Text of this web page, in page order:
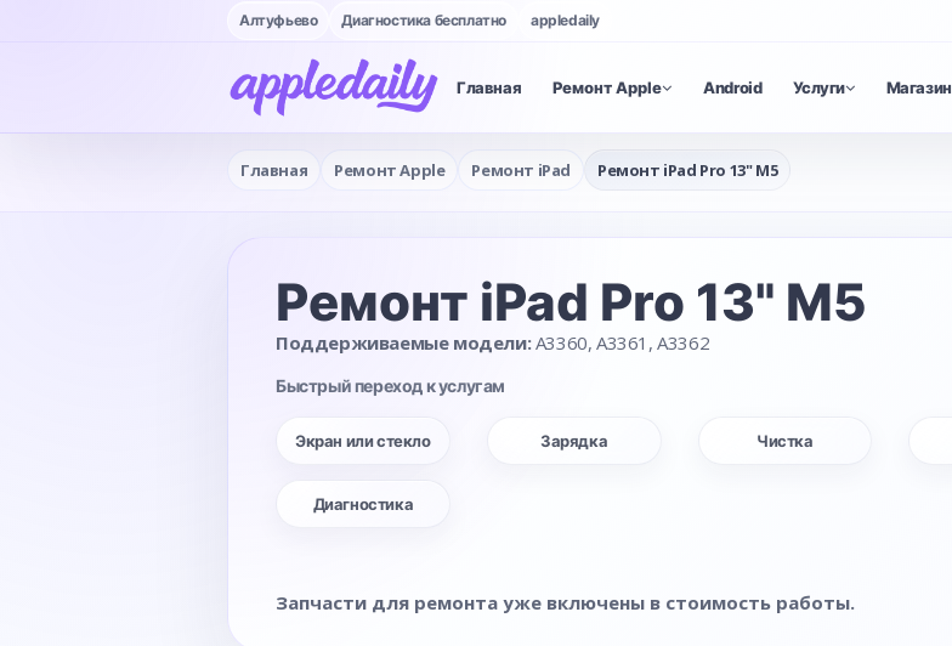
Алтуфьево Диагностика бесплатно appledaily
Главная Ремонт Apple Android Услуги Магазин
Главная Ремонт Apple Ремонт iPad Ремонт iPad Pro 13" M5
Ремонт iPad Pro 13" M5
Поддерживаемые модели:A3360, A3361, A3362
Быстрый переход к услугам
Экран или стекло Зарядка Чистка
Диагностика
Запчасти для ремонта уже включены в стоимость работы.